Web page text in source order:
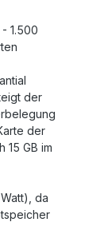
1.500
der
der
15 GB im
da